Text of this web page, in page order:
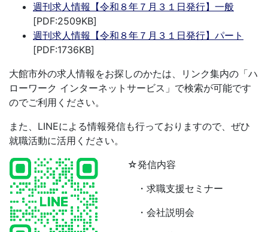
週刊求人情報【令和８年７月３１日発行】一般
[PDF:2509KB]
週刊求人情報【令和８年７月３１日発行】パート
[PDF:1736KB]
大館市外の求人情報をお探しのかたは、リンク集内の「ハ
ローワーク インターネットサービス」で検索が可能です
のでご利用ください。
また、LINEによる情報発信も行っておりますので、ぜひ
就職活動に活用ください。
☆発信内容
・求職支援セミナー
・会社説明会